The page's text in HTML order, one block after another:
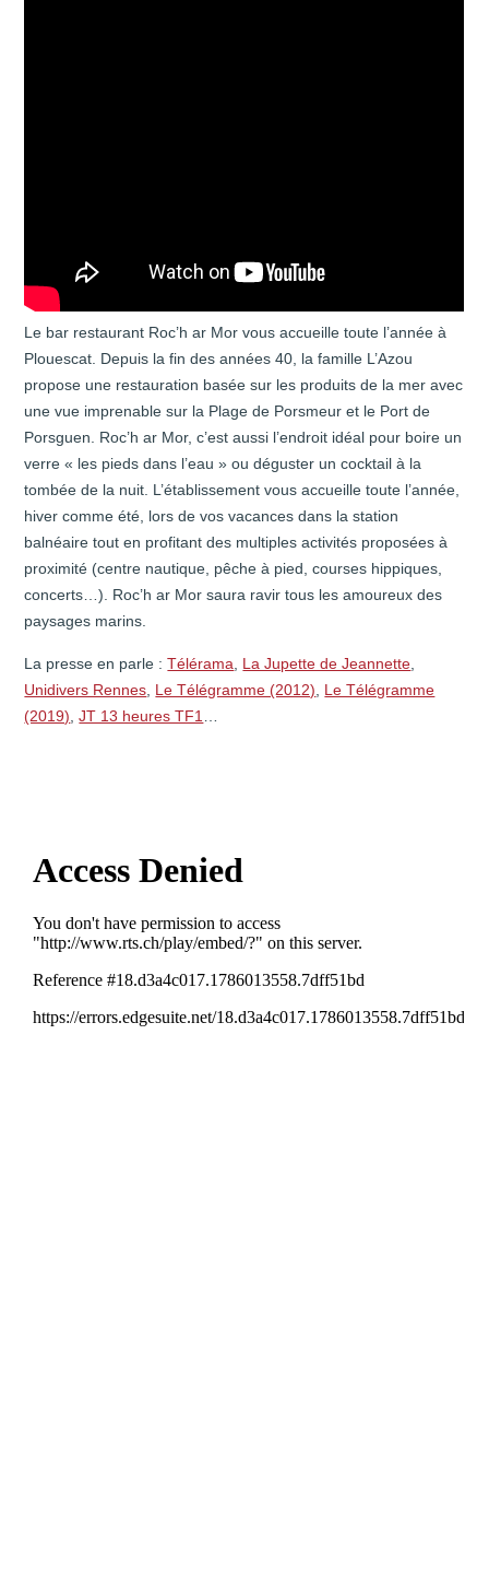
Le bar restaurant Roc’h ar Mor vous accueille toute l’année à
Plouescat. Depuis la fin des années 40, la famille L’Azou
propose une restauration basée sur les produits de la mer avec
une vue imprenable sur la Plage de Porsmeur et le Port de
Porsguen. Roc’h ar Mor, c’est aussi l’endroit idéal pour boire un
verre « les pieds dans l’eau » ou déguster un cocktail à la
tombée de la nuit. L’établissement vous accueille toute l’année,
hiver comme été, lors de vos vacances dans la station
balnéaire tout en profitant des multiples activités proposées à
proximité (centre nautique, pêche à pied, courses hippiques,
concerts…). Roc’h ar Mor saura ravir tous les amoureux des
paysages marins.
La presse en parle :Télérama La Jupette de Jeannette
Unidivers Rennes Le Télégramme (2012)
Le Télégramme
(2019) ,JT 13 heures TF1